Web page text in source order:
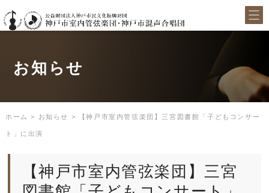
お知らせ
ホーム > お知らせ > 【神戸市室内管弦楽団】三宮図書館「子どもコンサー
ト」に出演
【神戸市室内管弦楽団】三宮